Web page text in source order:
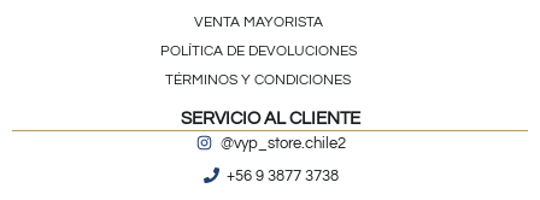
VENTA MAYORISTA
POLÍTICA DE DEVOLUCIONES
TÉRMINOS Y CONDICIONES
SERVICIO AL CLIENTE
@vyp_store.chile2
+56 9 3877 3738